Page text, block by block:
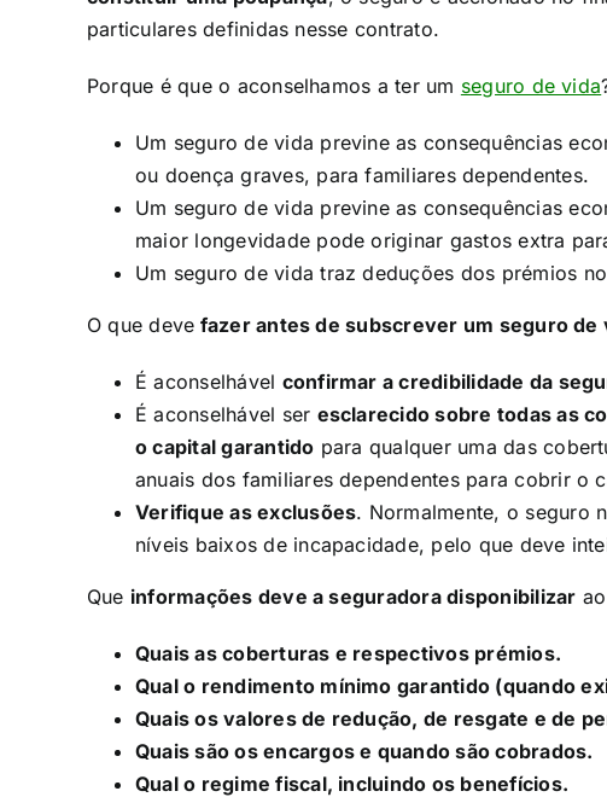
particulares definidas nesse contrato.​
Porque é que o aconselhamos a ter um seguro de vida
Um seguro de vida previne as consequências
ou doença graves, para familiares dependentes.
Um seguro de vida previne as consequências
maior longevidade pode originar gastos extra
Um seguro de vida traz deduções dos prémios no
O que deve fazer antes de subscrever um seguro de
É aconselhável confirmar a credibilidade da
É aconselhável ser esclarecido sobre todas as
o capital garantido para qualquer uma das
anuais dos familiares dependentes para cobrir o
Verifique as exclusões. Normalmente, o seguro
níveis baixos de incapacidade, pelo que deve
Que informações deve a seguradora disponibilizar
Quais as coberturas e respectivos prémios.
Qual o rendimento mínimo garantido (quando
Quais os valores de redução, de resgate e de
Quais são os encargos e quando são cobrados.
Qual o regime fiscal, incluindo os benefícios.